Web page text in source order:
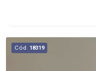
Cód. 18319